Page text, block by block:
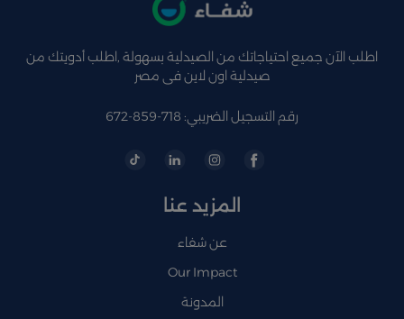
اطلب الآن جميع احتياجاتك من الصيدلية بسهولة ,اطلب أدويتك من
صيدلية اون لاين فى مصر
رقم التسجيل الضريبي: 718-859-672
المزيد عنا
عن شفاء
Our Impact
المدونة